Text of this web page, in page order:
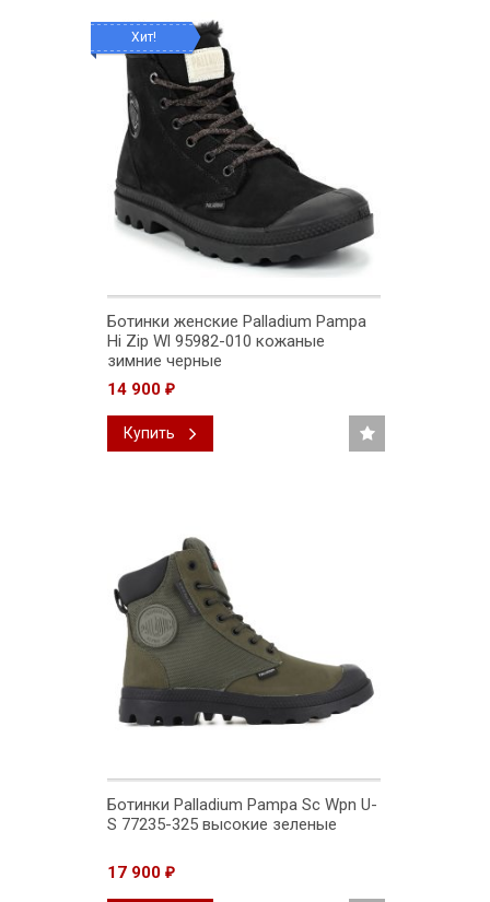
Хит!
Ботинки женские Palladium Pampa
Hi Zip Wl 95982-010 кожаные
зимние черные
14 900 ₽
Купить
Ботинки Palladium Pampa Sc Wpn U-
S 77235-325 высокие зеленые
17 900 ₽